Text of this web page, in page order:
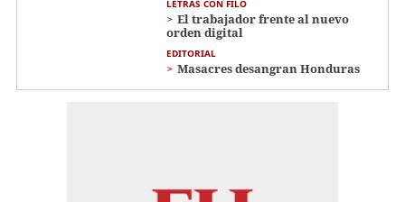
LETRAS CON FILO
El trabajador frente al nuevo
orden digital
EDITORIAL
Masacres desangran Honduras